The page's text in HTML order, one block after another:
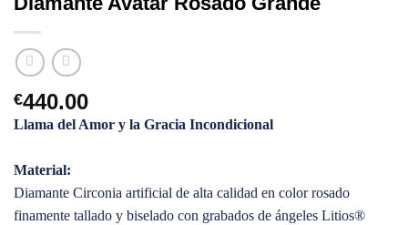
€440.00
Llama del Amor y la Gracia Incondicional
Material:
Diamante Circonia artificial de alta calidad en color rosado
finamente tallado y biselado con grabados de ángeles Litios®